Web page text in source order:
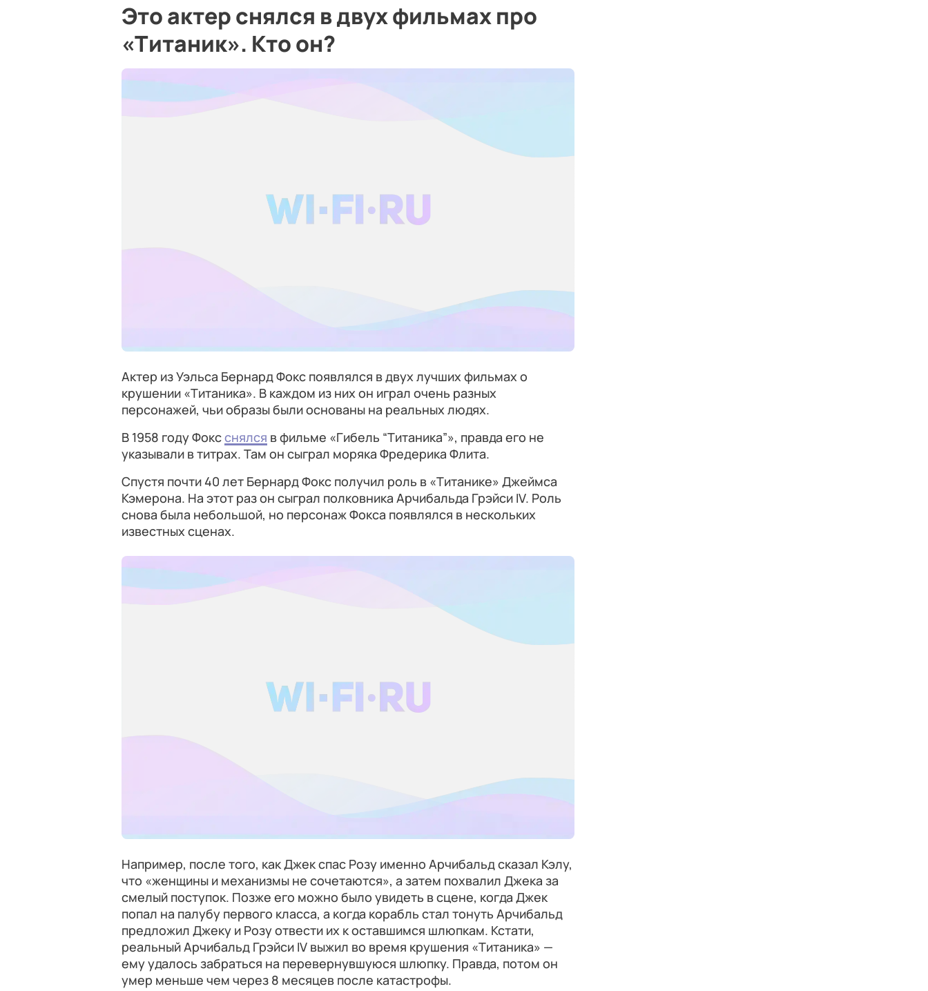
Это актер снялся в двух фильмах про
«Титаник». Кто он?
Актер из Уэльса Бернард Фокс появлялся в двух лучших фильмах о
крушении «Титаника». В каждом из них он играл очень разных
персонажей, чьи образы были основаны на реальных людях.
В 1958 году Фоксснялся в фильме «Гибель “Титаника”», правда его не
указывали в титрах. Там он сыграл моряка Фредерика Флита.
Спустя почти 40 лет Бернард Фокс получил роль в «Титанике» Джеймса
Кэмерона. На этот раз он сыграл полковника Арчибальда Грэйси IV. Роль
снова была небольшой, но персонаж Фокса появлялся в нескольких
известных сценах.
Например, после того, как Джек спас Розу именно Арчибальд сказал Кэлу,
что «женщины и механизмы не сочетаются», а затем похвалил Джека за
смелый поступок. Позже его можно было увидеть в сцене, когда Джек
попал на палубу первого класса, а когда корабль стал тонуть Арчибальд
предложил Джеку и Розу отвести их к оставшимся шлюпкам. Кстати,
реальный Арчибальд Грэйси IV выжил во время крушения «Титаника» —
ему удалось забраться на перевернувшуюся шлюпку. Правда, потом он
умер меньше чем через 8 месяцев после катастрофы.